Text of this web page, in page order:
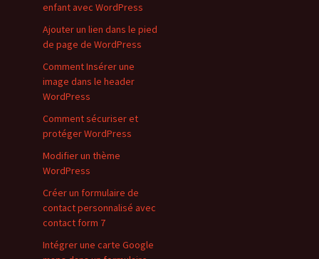
enfant avec WordPress
Ajouter un lien dans le pied
de page de WordPress
Comment Insérer une
image dans le header
WordPress
Comment sécuriser et
protéger WordPress
Modifier un thème
WordPress
Créer un formulaire de
contact personnalisé avec
contact form 7
Intégrer une carte Google